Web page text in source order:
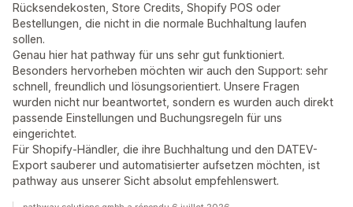
Rücksendekosten, Store Credits, Shopify POS oder
Bestellungen, die nicht in die normale Buchhaltung laufen
sollen.
Genau hier hat pathway für uns sehr gut funktioniert.
Besonders hervorheben möchten wir auch den Support: sehr
schnell, freundlich und lösungsorientiert. Unsere Fragen
wurden nicht nur beantwortet, sondern es wurden auch direkt
passende Einstellungen und Buchungsregeln für uns
eingerichtet.
Für Shopify-Händler, die ihre Buchhaltung und den DATEV-
Export sauberer und automatisierter aufsetzen möchten, ist
pathway aus unserer Sicht absolut empfehlenswert.